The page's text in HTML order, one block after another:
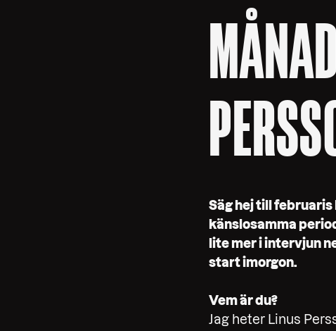
Säg hej till februaris
känslosamma
lite mer i intervjun
start imorgon.
Vem är du?
Jag heter Linus